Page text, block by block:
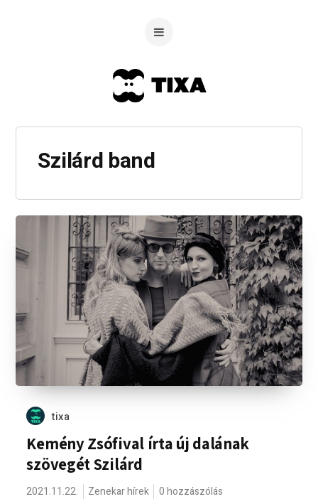
Szilárd band
tixa
Kemény Zsófival írta új dalának
szövegét Szilárd
2021.11.22. Zenekar hírek 0 hozzászólás